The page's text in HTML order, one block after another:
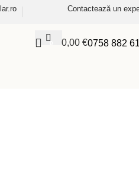
Contactează un
0 0,00 €0758 882